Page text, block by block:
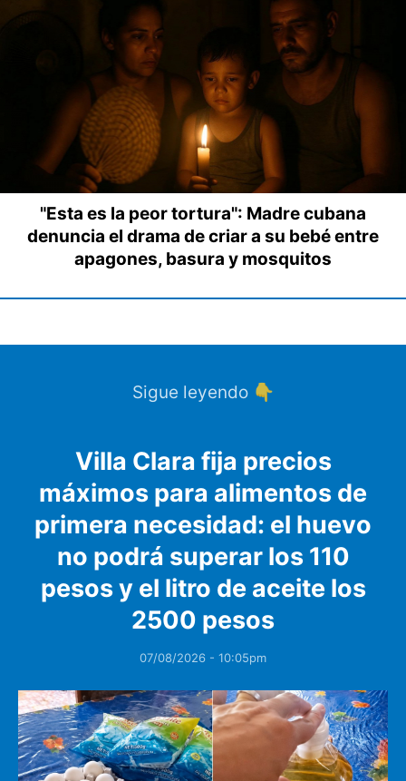
"Esta es la peor tortura": Madre cubana
denuncia el drama de criar a su bebé entre
apagones, basura y mosquitos
Sigue leyendo 👇